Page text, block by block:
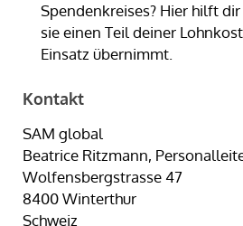
Spendenkreises? Hier hilft
sie einen Teil deiner
Einsatz übernimmt.
Kontakt
SAM global
Beatrice Ritzmann,
Wolfensbergstrasse 47
8400 Winterthur
Schweiz